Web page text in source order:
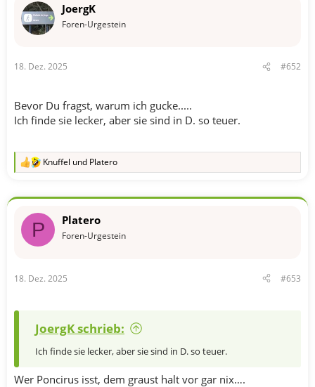
e
n
JoergK
Foren-Urgestein
18. Dez. 2025 #652
Bevor Du fragst, warum ich gucke.....
Ich finde sie lecker, aber sie sind in D. so teuer.
R
k
o
:
Knuffel und Platero
P Platero
Foren-Urgestein
18. Dez. 2025 #653
JoergK schrieb:
Ich finde sie lecker, aber sie sind in D. so teuer.
Wer Poncirus isst, dem graust halt vor gar nix….